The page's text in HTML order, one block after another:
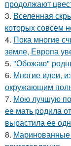
продолжают
3. Вселенная
которых совсем
4. Пока многие
земле, Европа
5. "Обожаю"
6. Многие идеи,
окружающим
7. Мою лучшую
ее мать родила
вырастила ее
8. Маринованные